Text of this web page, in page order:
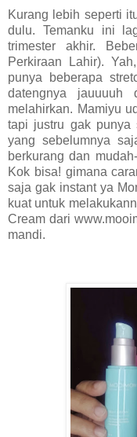
Kurang lebih seperti
dulu. Temanku ini
trimester akhir.
Perkiraan Lahir).
punya beberapa
datengnya jauuuuh
melahirkan. Mamiyu
tapi justru gak punya
yang sebelumnya
berkurang dan
Kok bisa! gimana
saja gak instant ya
kuat untuk
Cream dari
mandi.